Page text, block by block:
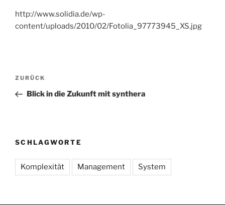
http://www.solidia.de/wp-
content/uploads/2010/02/Fotolia_97773945_XS.jpg
Beitragsnavigation
Vorheriger
Beitrag
ZURÜCK
Blick in die Zukunft mit synthera
SCHLAGWORTE
Komplexität Management System